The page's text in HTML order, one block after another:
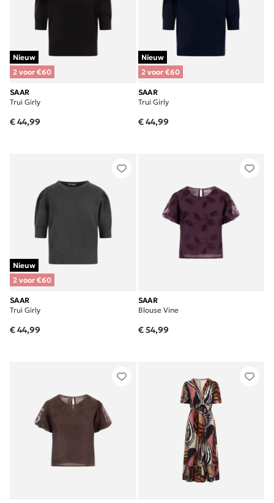
Nieuw
2 voor €60
SAAR
Trui Girly
€ 44,99
Nieuw
2 voor €60
SAAR
Trui Girly
€ 44,99
Nieuw
2 voor €60
SAAR
Trui Girly
€ 44,99
SAAR
Blouse Vine
€ 54,99